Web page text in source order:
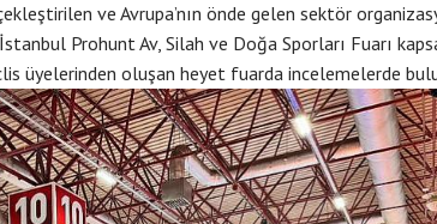
ve Avrupa’nın önde gelen sektör
Prohunt Av, Silah ve Doğa Sporları Fuarı
üyelerinden oluşan heyet fuarda incelemelerde